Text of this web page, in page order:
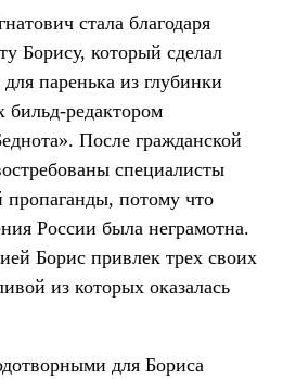
стала благодаря
Борису, который сделал
паренька из глубинки
бильд-редактором
После гражданской
специалисты
пропаганды, потому что
России была неграмотна.
Борис привлек трех своих
из которых оказалась
для Бориса